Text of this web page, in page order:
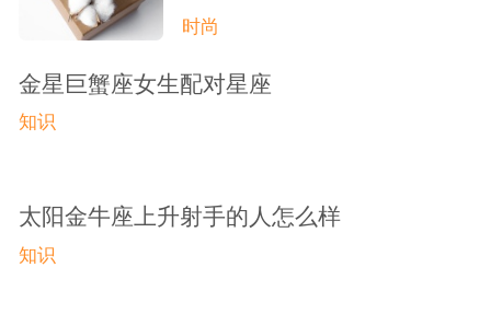
时尚
金星巨蟹座女生配对星座
知识
太阳金牛座上升射手的人怎么样
知识